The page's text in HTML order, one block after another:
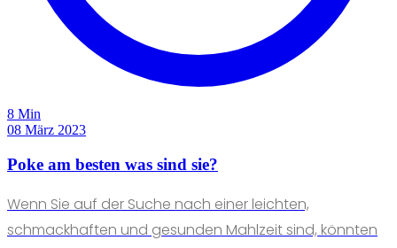
8 Min
08 März 2023
Poke am besten was sind sie?
Wenn Sie auf der Suche nach einer leichten,
schmackhaften und gesunden Mahlzeit sind, könnten